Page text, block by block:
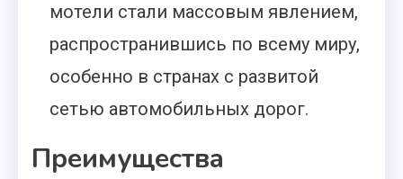
мотели стали массовым явлением,
распространившись по всему миру,
особенно в странах с развитой
сетью автомобильных дорог.
Преимущества